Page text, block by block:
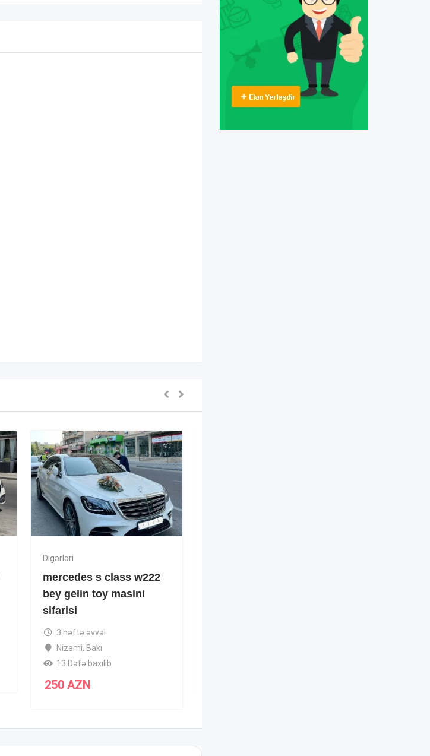
Digərləri
mercedes s class w222
bey gelin toy masini
sifarisi
3 həftə əvvəl
Nizami, Bakı
13 Dəfə baxılıb
250AZN